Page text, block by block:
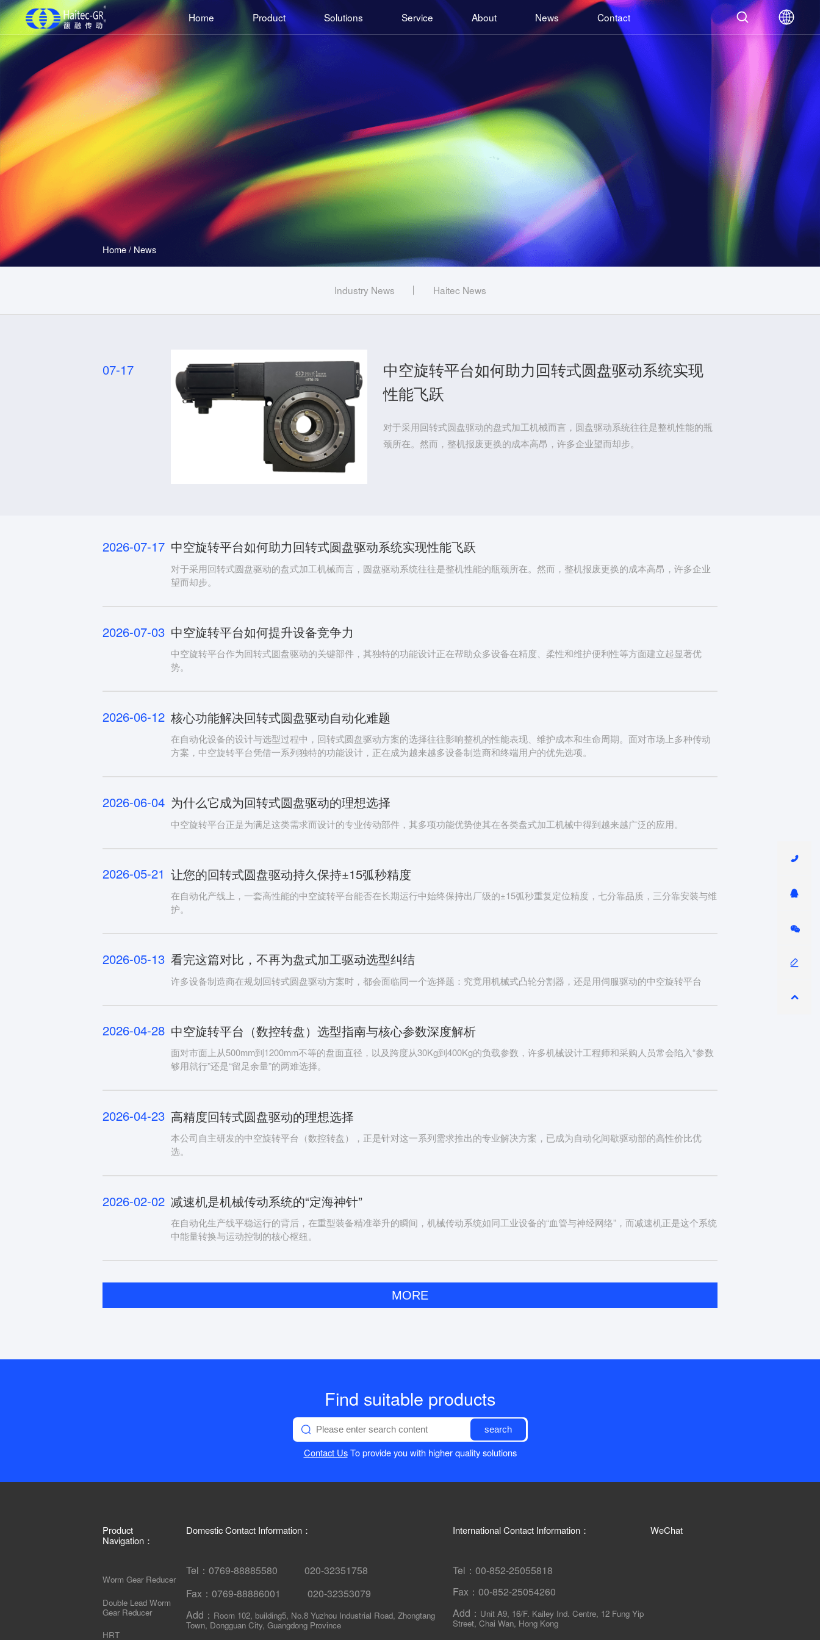
Home Product Solutions Service About News Contact
Home/ News
Industry News Haitec News
07-17
中空旋转平台如何助力回转式圆盘驱动系统实现
性能飞跃
对于采用回转式圆盘驱动的盘式加工机械而言，圆盘驱动系统往往是整机性能的瓶
颈所在。然而，整机报废更换的成本高昂，许多企业望而却步。
2026-07-17 中空旋转平台如何助力回转式圆盘驱动系统实现性能飞跃
对于采用回转式圆盘驱动的盘式加工机械而言，圆盘驱动系统往往是整机性能的瓶颈所在。然而，整机报废更换的成本高昂，许多企业
望而却步。
2026-07-03 中空旋转平台如何提升设备竞争力
中空旋转平台作为回转式圆盘驱动的关键部件，其独特的功能设计正在帮助众多设备在精度、柔性和维护便利性等方面建立起显著优
势。
2026-06-12 核心功能解决回转式圆盘驱动自动化难题
在自动化设备的设计与选型过程中，回转式圆盘驱动方案的选择往往影响整机的性能表现、维护成本和生命周期。面对市场上多种传动
方案，中空旋转平台凭借一系列独特的功能设计，正在成为越来越多设备制造商和终端用户的优先选项。
2026-06-04 为什么它成为回转式圆盘驱动的理想选择
中空旋转平台正是为满足这类需求而设计的专业传动部件，其多项功能优势使其在各类盘式加工机械中得到越来越广泛的应用。
2026-05-21 让您的回转式圆盘驱动持久保持±15弧秒精度
在自动化产线上，一套高性能的中空旋转平台能否在长期运行中始终保持出厂级的±15弧秒重复定位精度，七分靠品质，三分靠安装与维
护。
2026-05-13 看完这篇对比，不再为盘式加工驱动选型纠结
许多设备制造商在规划回转式圆盘驱动方案时，都会面临同一个选择题：究竟用机械式凸轮分割器，还是用伺服驱动的中空旋转平台
2026-04-28 中空旋转平台（数控转盘）选型指南与核心参数深度解析
面对市面上从500mm到1200mm不等的盘面直径，以及跨度从30Kg到400Kg的负载参数，许多机械设计工程师和采购人员常会陷入“参数
够用就行”还是“留足余量”的两难选择。
2026-04-23 高精度回转式圆盘驱动的理想选择
本公司自主研发的中空旋转平台（数控转盘），正是针对这一系列需求推出的专业解决方案，已成为自动化间歇驱动部的高性价比优
选。
2026-02-02 减速机是机械传动系统的“定海神针”
在自动化生产线平稳运行的背后，在重型装备精准举升的瞬间，机械传动系统如同工业设备的“血管与神经网络”，而减速机正是这个系统
中能量转换与运动控制的核心枢纽。
MORE
Find suitable products
search
Contact UsTo provide you with higher quality solutions
Product
Navigation：
Worm Gear Reducer
Double Lead Worm
Gear Reducer
HRT
Domestic Contact Information：
Tel：0769-88885580 020-32351758
Fax：0769-88886001 020-32353079
Add： Room 102, building5, No.8 Yuzhou Industrial Road, Zhongtang
Town, Dongguan City, Guangdong Province
International Contact Information：
Tel：00-852-25055818
Fax：00-852-25054260
Add： Unit A9, 16/F. Kailey Ind. Centre, 12 Fung Yip
Street, Chai Wan, Hong Kong
WeChat